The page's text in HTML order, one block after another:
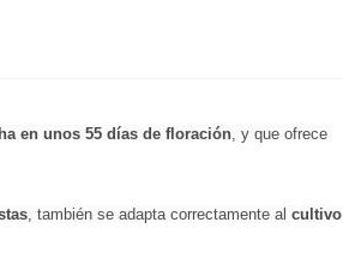
en unos 55 días de floración , y que ofrece
, también se adapta correctamente al cultivo